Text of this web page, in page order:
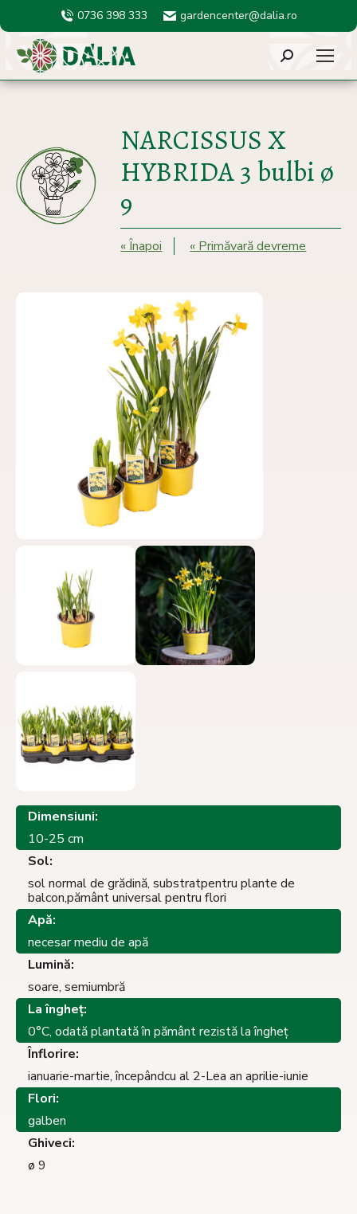
0736 398 333 gardencenter@dalia.ro
Search:
NARCISSUS X
HYBRIDA 3 bulbi ø
9
« Înapoi « Primăvară devreme
Dimensiuni:
10-25 cm
Sol:
sol normal de grădină, substratpentru plante de
balcon,pământ universal pentru flori
Apă:
necesar mediu de apă
Lumină:
soare, semiumbră
La îngheţ:
0°C, odată plantată în pământ rezistă la îngheţ
Înflorire:
ianuarie-martie, începândcu al 2-Lea an aprilie-iunie
Flori:
galben
Ghiveci:
ø 9